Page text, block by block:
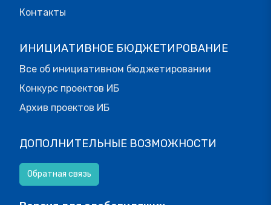
Контакты
ИНИЦИАТИВНОЕ БЮДЖЕТИРОВАНИЕ
Все об инициативном бюджетировании
Конкурс проектов ИБ
Архив проектов ИБ
ДОПОЛНИТЕЛЬНЫЕ ВОЗМОЖНОСТИ
Обратная связь